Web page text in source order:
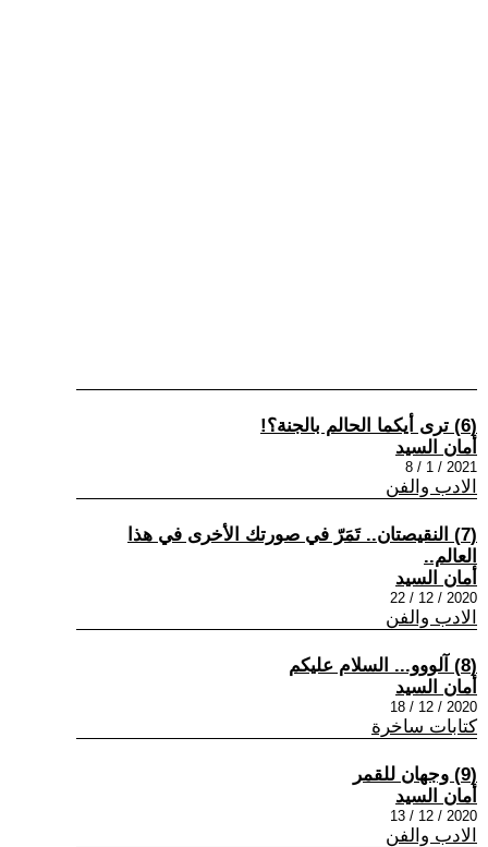
(6) ترى أيكما الحالم بالجنة؟!
أمان السيد
2021 / 1 / 8
الادب والفن
(7) النقيصتان.. تَمَرّ في صورتك الأخرى في هذا
العالم..
أمان السيد
2020 / 12 / 22
الادب والفن
(8) آلووو... السلام عليكم
أمان السيد
2020 / 12 / 18
كتابات ساخرة
(9) وجهان للقمر
أمان السيد
2020 / 12 / 13
الادب والفن